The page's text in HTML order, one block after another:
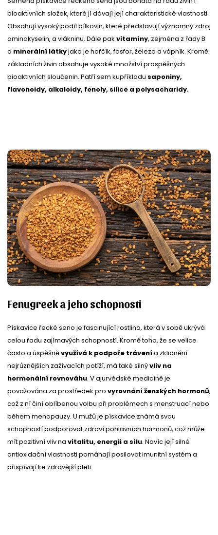
bioaktivních složek, které jí dávají její charakteristické vlastnosti.
Obsahují vysoký podíl bílkovin, které představují významný zdroj
aminokyselin, a vlákninu. Dále pak vitamíny, zejména z řady B
a minerální látkyjako je hořčík, fosfor, železo a vápník. Kromě
základních živin obsahuje vysoké množství prospěšných
bioaktivních sloučenin. Patří sem kupříkladu saponiny,
flavonoidy, alkaloidy, fenoly, silice a polysacharidy.
Fenugreek a jeho schopnosti
Pískavice řecké seno je fascinující rostlina, která v sobě ukrývá
celou řadu zajímavých schopností. Kromě toho, že se velice
často a úspěšněvyužívá k podpoře trávení a zklidnění
nejrůznějších zažívacích potíží, má také silnývliv na
hormonální rovnováhu. V ajurvédské medicíně je
považována za prostředek pro vyrovnání ženských hormonů,
což z ní činí oblíbenou volbu při problémech s menstruací nebo
během menopauzy. U mužů je pískavice známá svou
schopností podporovat zdraví pohlavních hormonů, což může
mít pozitivní vliv na vitalitu, energii a sílu. Navíc její silné
antioxidační vlastnosti pomáhají posilovat imunitní systém a
přispívají ke zdravější pleti .